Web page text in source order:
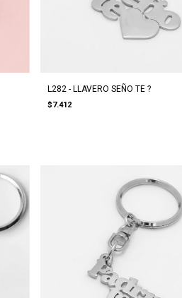
L282 - LLAVERO SEÑO TE ?
$7.412